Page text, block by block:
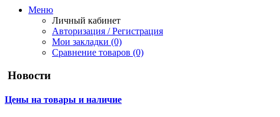
Меню
Личный кабинет
Авторизация / Регистрация
Мои закладки (0)
Сравнение товаров (0)
Новости
Цены на товары и наличие